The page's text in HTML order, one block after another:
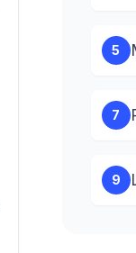
5
7
9